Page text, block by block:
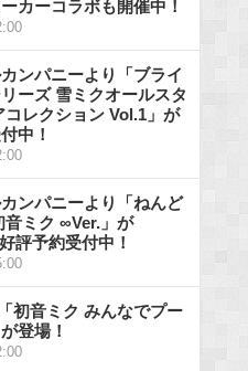
カーコラボも開催中！
ンパニーより「ブライ
ーズ 雪ミクオールスタ
コレクション Vol.1」が
中！
ンパニーより「ねんど
音ミク ∞Ver.」が
評予約受付中！
初音ミク みんなでプー
登場！